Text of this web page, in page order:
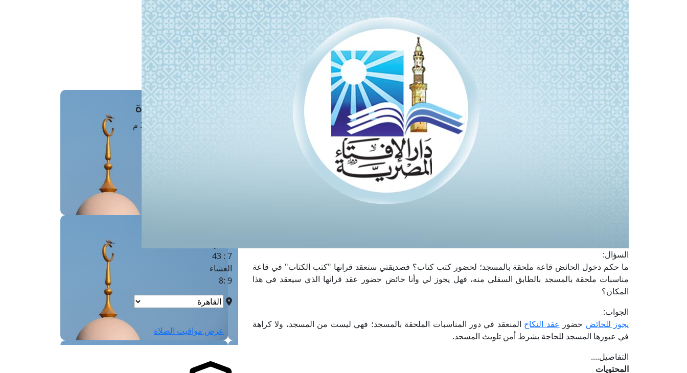
السؤال:
ما حكم دخول الحائض قاعة ملحقة بالمسجد؛ لحضور كتب كتاب؟ فصديقتي ستعقد قرانها "كتب الكتاب" في قاعة
مناسبات ملحقة بالمسجد بالطابق السفلي منه، فهل يجوز لي وأنا حائض حضور عقد قرانها الذي سيعقد في هذا
المكان؟
الجواب:
يجوز للحائض حضور عقد النكاح المنعقد في دور المناسبات الملحقة بالمسجد؛ فهي ليست من المسجد، ولا كراهة
في عبورها المسجد للحاجة بشرط أمن تلويث المسجد.
التفاصيل....
المحتويات
حجز موعد
الفتوى الهاتفية
مَواقِيتُ الصَّـــلاة
7 : 43
العشاء
9 :8
عرض مواقيت الصلاة